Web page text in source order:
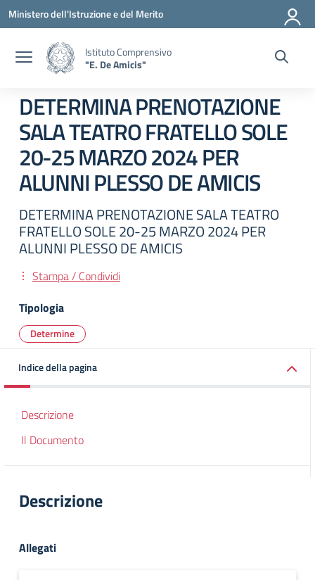
Vai ai contenuti
Vai al menu di navigazione
Vai al footer
Ministero dell'Istruzione e del Merito
Istituto Comprensivo
"E. De Amicis"
DETERMINA PRENOTAZIONE
SALA TEATRO FRATELLO SOLE
20-25 MARZO 2024 PER
ALUNNI PLESSO DE AMICIS
DETERMINA PRENOTAZIONE SALA TEATRO
FRATELLO SOLE 20-25 MARZO 2024 PER
ALUNNI PLESSO DE AMICIS
Stampa / Condividi
Tipologia
Determine
Indice della pagina
Descrizione
Il Documento
Descrizione
Allegati